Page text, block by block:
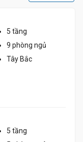
5 tầng
9 phòng ngủ
Tây Bắc
5 tầng